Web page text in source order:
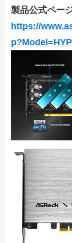
製品公式ペー
https://